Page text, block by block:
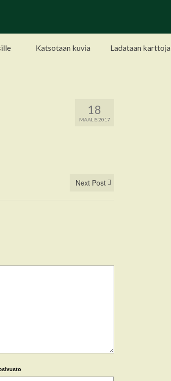
Katsotaan kuvia Ladataan karttoja
18
MAALIS 2017
Next Post